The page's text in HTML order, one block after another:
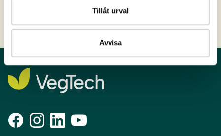
Tillåt urval
Avvisa